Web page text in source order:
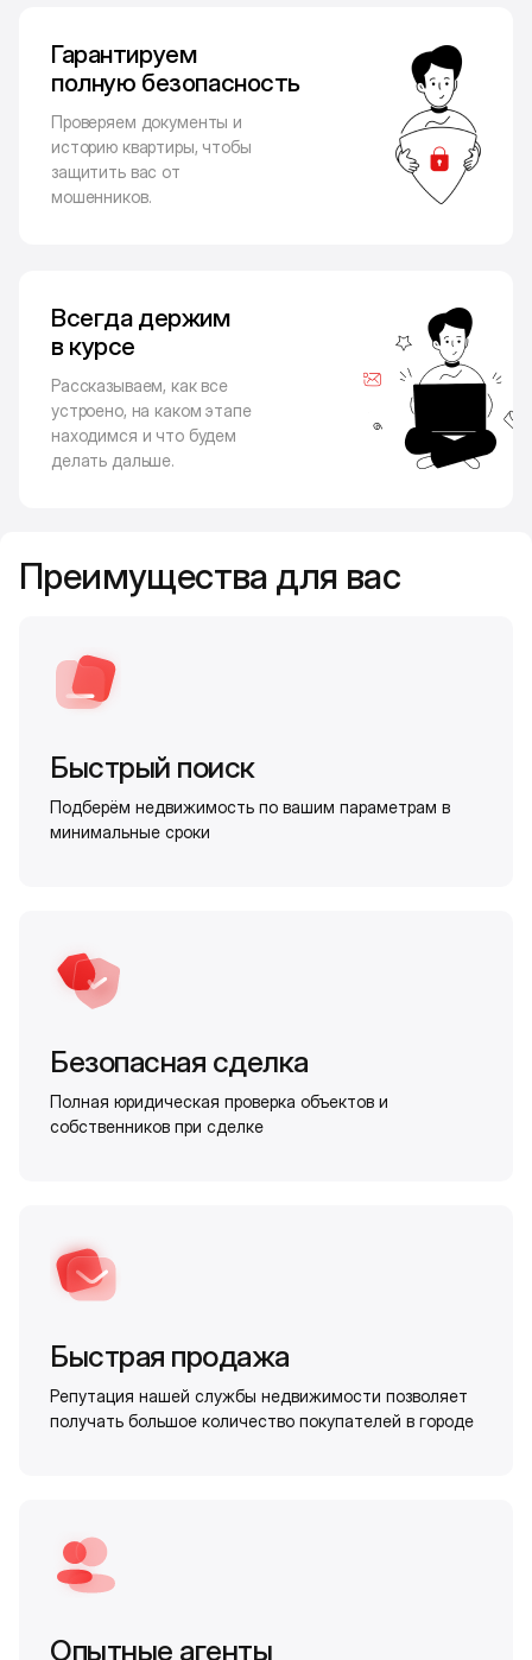
Гарантируем
полную безопасность
Проверяем документы и
историю квартиры, чтобы
защитить вас от
мошенников.
Всегда держим
в курсе
Рассказываем, как все
устроено, на каком этапе
находимся и что будем
делать дальше.
Преимущества для вас
Быстрый поиск
Подберём недвижимость по вашим параметрам в
минимальные сроки
Безопасная сделка
Полная юридическая проверка объектов и
собственников при сделке
Быстрая продажа
Репутация нашей службы недвижимости позволяет
получать большое количество покупателей в городе
Опытные агенты